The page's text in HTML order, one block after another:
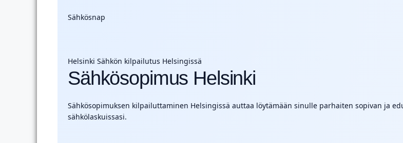
Sähkösnap
Helsinki Sähkön kilpailutus Helsingissä
Sähkösopimus Helsinki
Sähkösopimuksen kilpailuttaminen Helsingissä auttaa löytämään sinulle parhaiten sopivan ja
sähkölaskuissasi.